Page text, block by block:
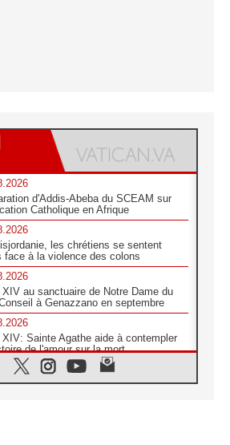
d'Addis-Abeba du SCEAM sur
Catholique en Afrique
les chrétiens se sentent
face à la violence des colons
XIV au sanctuaire de Notre Dame du
à Genazzano en septembre
XIV: Sainte Agathe aide à contempler
de l'amour sur la mort
l'empathie», le projet Triennal d'art